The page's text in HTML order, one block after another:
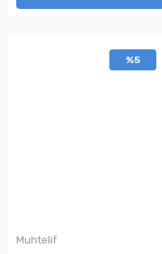
%5
Muhtelif